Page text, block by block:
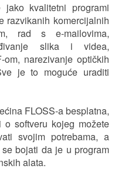
kvalitetni programi
razvikanih komercijalnih
rad s e-mailovima,
slika i videa,
narezivanje optičkih
je to moguće uraditi
FLOSS-a besplatna,
softveru kojeg možete
svojim potrebama, a
bojati da je u program
alata.